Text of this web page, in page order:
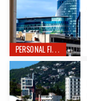
PERSONAL FINANCE